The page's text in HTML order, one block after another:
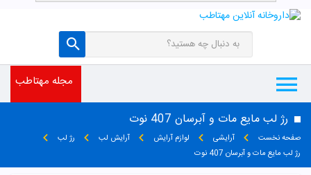
مجله مهتاطب
رژ لب مایع مات و آبرسان 407 نوت
صفحه نخست آرایشی لوازم آرایش آرایش لب
رژ لب
رژ لب مایع مات و آبرسان 407 نوت